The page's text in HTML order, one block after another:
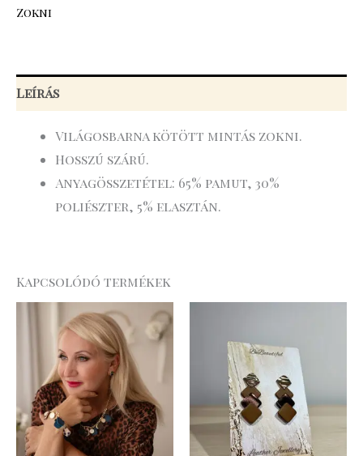
Zokni
Leírás
Világosbarna kötött mintás zokni.
Hosszú szárú.
Anyagösszetétel: 65% pamut, 30%
poliészter, 5% elasztán.
Kapcsolódó termékek